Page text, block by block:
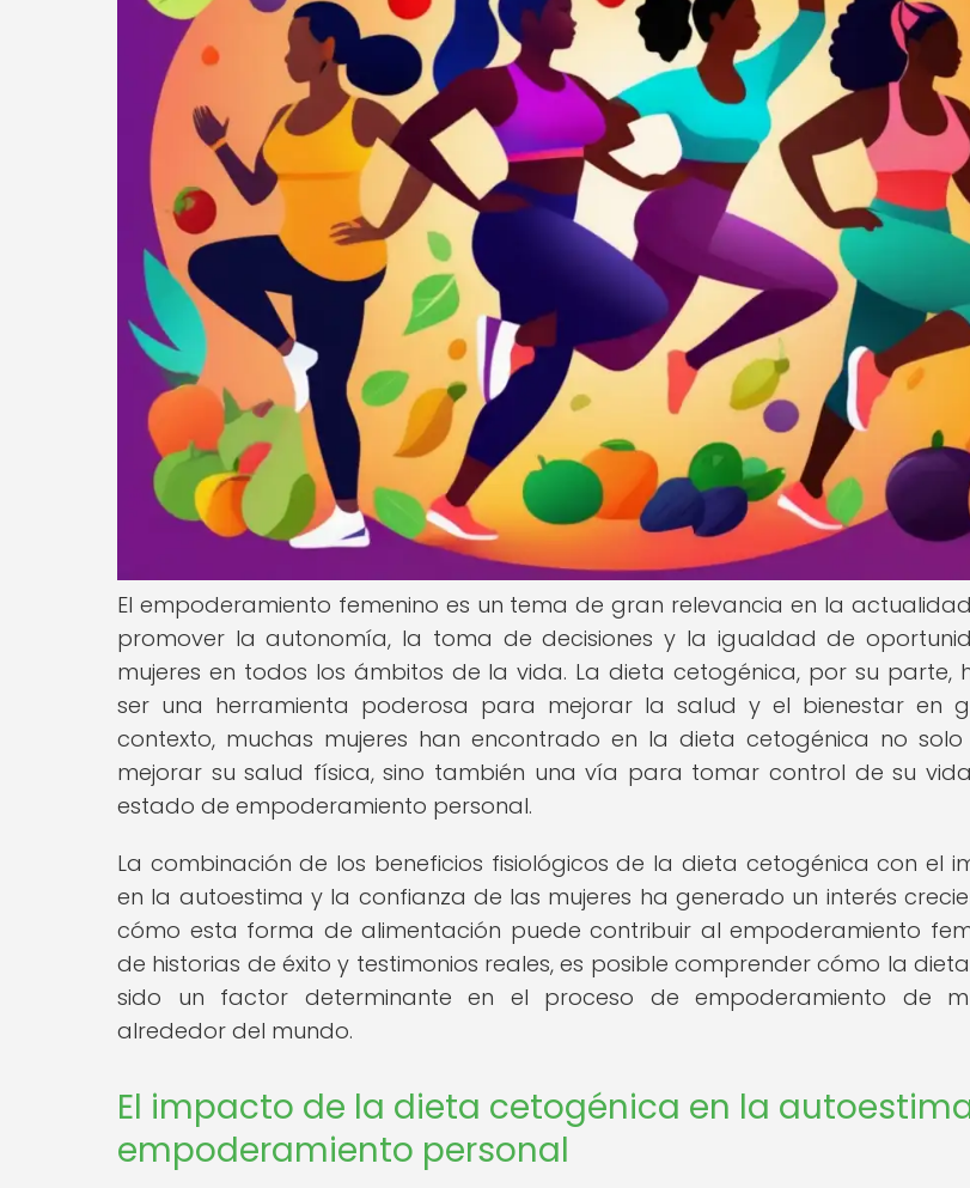
El empoderamiento femenino es un tema de gran relevancia en la
promover la autonomía, la toma de decisiones y la igualdad de
mujeres en todos los ámbitos de la vida. La dieta cetogénica, por su parte,
ser una herramienta poderosa para mejorar la salud y el bienestar en
contexto, muchas mujeres han encontrado en la dieta cetogénica no
mejorar su salud física, sino también una vía para tomar control de su
estado de empoderamiento personal.
La combinación de los beneficios fisiológicos de la dieta cetogénica con el
en la autoestima y la confianza de las mujeres ha generado un interés
cómo esta forma de alimentación puede contribuir al empoderamiento
de historias de éxito y testimonios reales, es posible comprender cómo la
sido un factor determinante en el proceso de empoderamiento de
alrededor del mundo.
El impacto de la dieta cetogénica en la
empoderamiento personal